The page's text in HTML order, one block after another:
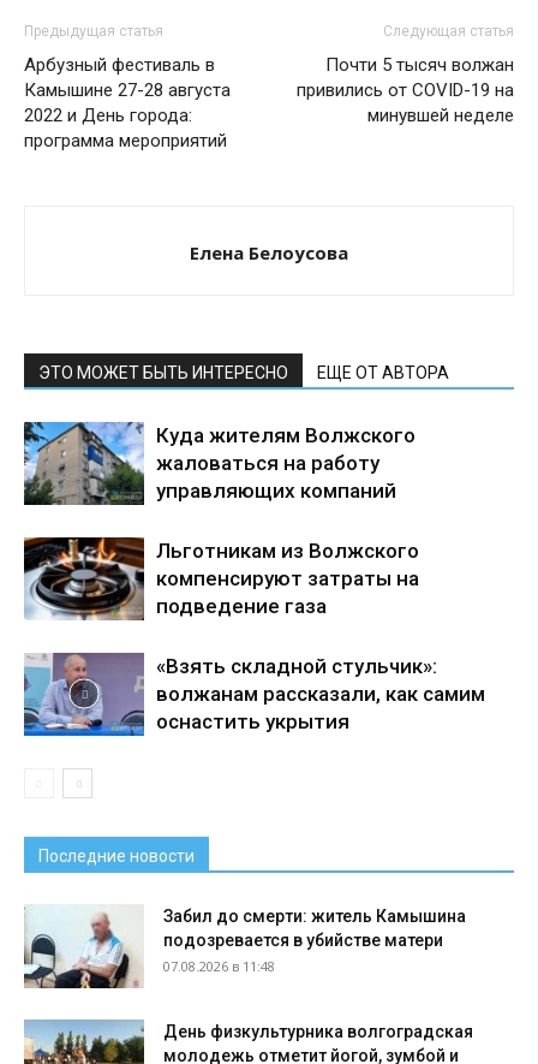
Предыдущая статья
Арбузный фестиваль в
Камышине 27-28 августа
2022 и День города:
программа мероприятий
Следующая статья
Почти 5 тысяч волжан
привились от COVID-19 на
минувшей неделе
Елена Белоусова
ЭТО МОЖЕТ БЫТЬ ИНТЕРЕСНО ЕЩЕ ОТ АВТОРА
Куда жителям Волжского
жаловаться на работу
управляющих компаний
Льготникам из Волжского
компенсируют затраты на
подведение газа
«Взять складной стульчик»:
волжанам рассказали, как самим
оснастить укрытия
Последние новости
Забил до смерти: житель Камышина
подозревается в убийстве матери
07.08.2026 в 11:48
День физкультурника волгоградская
молодежь отметит йогой, зумбой и